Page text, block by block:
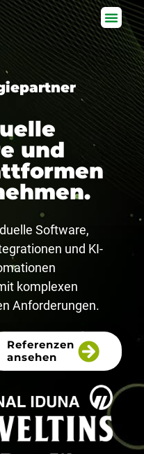
und
Software,
und KI-
komplexen
Anforderungen.
Referenzen
ansehen